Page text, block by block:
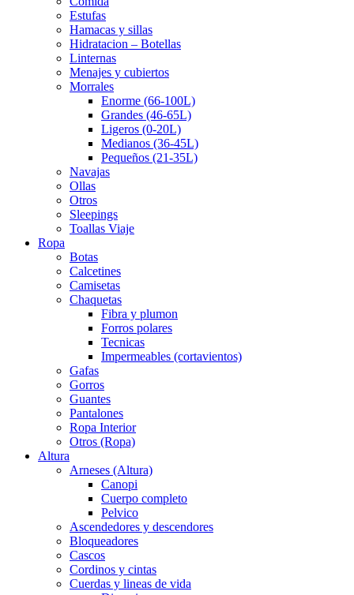
Estufas
Hamacas y sillas
Hidratacion – Botellas
Linternas
Menajes y cubiertos
Morrales
Enorme (66-100L)
Grandes (46-65L)
Ligeros (0-20L)
Medianos (36-45L)
Pequeños (21-35L)
Navajas
Ollas
Otros
Sleepings
Toallas Viaje
Ropa
Botas
Calcetines
Camisetas
Chaquetas
Fibra y plumon
Forros polares
Tecnicas
Impermeables (cortavientos)
Gafas
Gorros
Guantes
Pantalones
Ropa Interior
Otros (Ropa)
Altura
Arneses (Altura)
Canopi
Cuerpo completo
Pelvico
Ascendedores y descendores
Bloqueadores
Cascos
Cordinos y cintas
Cuerdas y lineas de vida